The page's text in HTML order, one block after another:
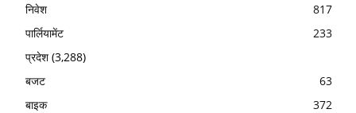
निवेश
817
पार्लियामेंट
233
प्रदेश(3,288)
बजट
63
बाइक
372